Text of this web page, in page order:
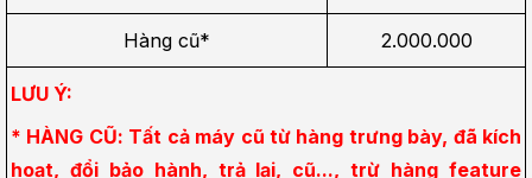
Hàng cũ* 2.000.000
LƯU Ý:
* HÀNG CŨ: Tất cả máy cũ từ hàng trưng bày, đã kích
hoạt, đổi bảo hành, trả lại, cũ..., trừ hàng feature